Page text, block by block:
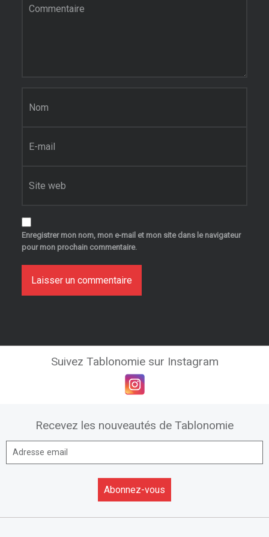
Enregistrer mon nom, mon e-mail et mon site dans le navigateur
pour mon prochain commentaire.
Suivez Tablonomie sur Instagram
Recevez les nouveautés de Tablonomie